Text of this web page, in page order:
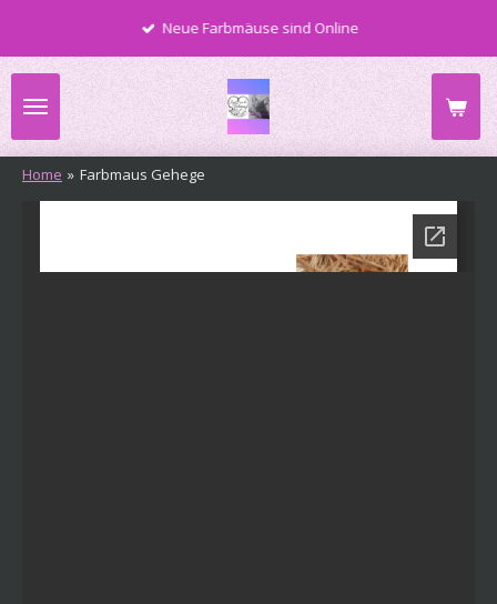
springen
Neue Farbmäuse sind Online
Home » Farbmaus Gehege